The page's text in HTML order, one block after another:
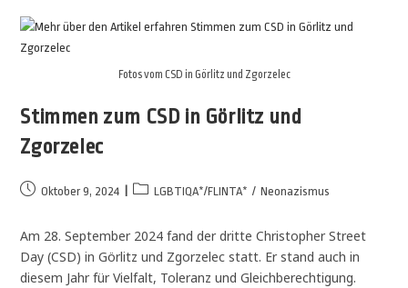
Fotos vom CSD in Görlitz und Zgorzelec
Stimmen zum CSD in Görlitz und
Zgorzelec
Oktober 9, 2024 LGBTIQA*/FLINTA* / Neonazismus
Am 28. September 2024 fand der dritte Christopher Street
Day (CSD) in Görlitz und Zgorzelec statt. Er stand auch in
diesem Jahr für Vielfalt, Toleranz und Gleichberechtigung.